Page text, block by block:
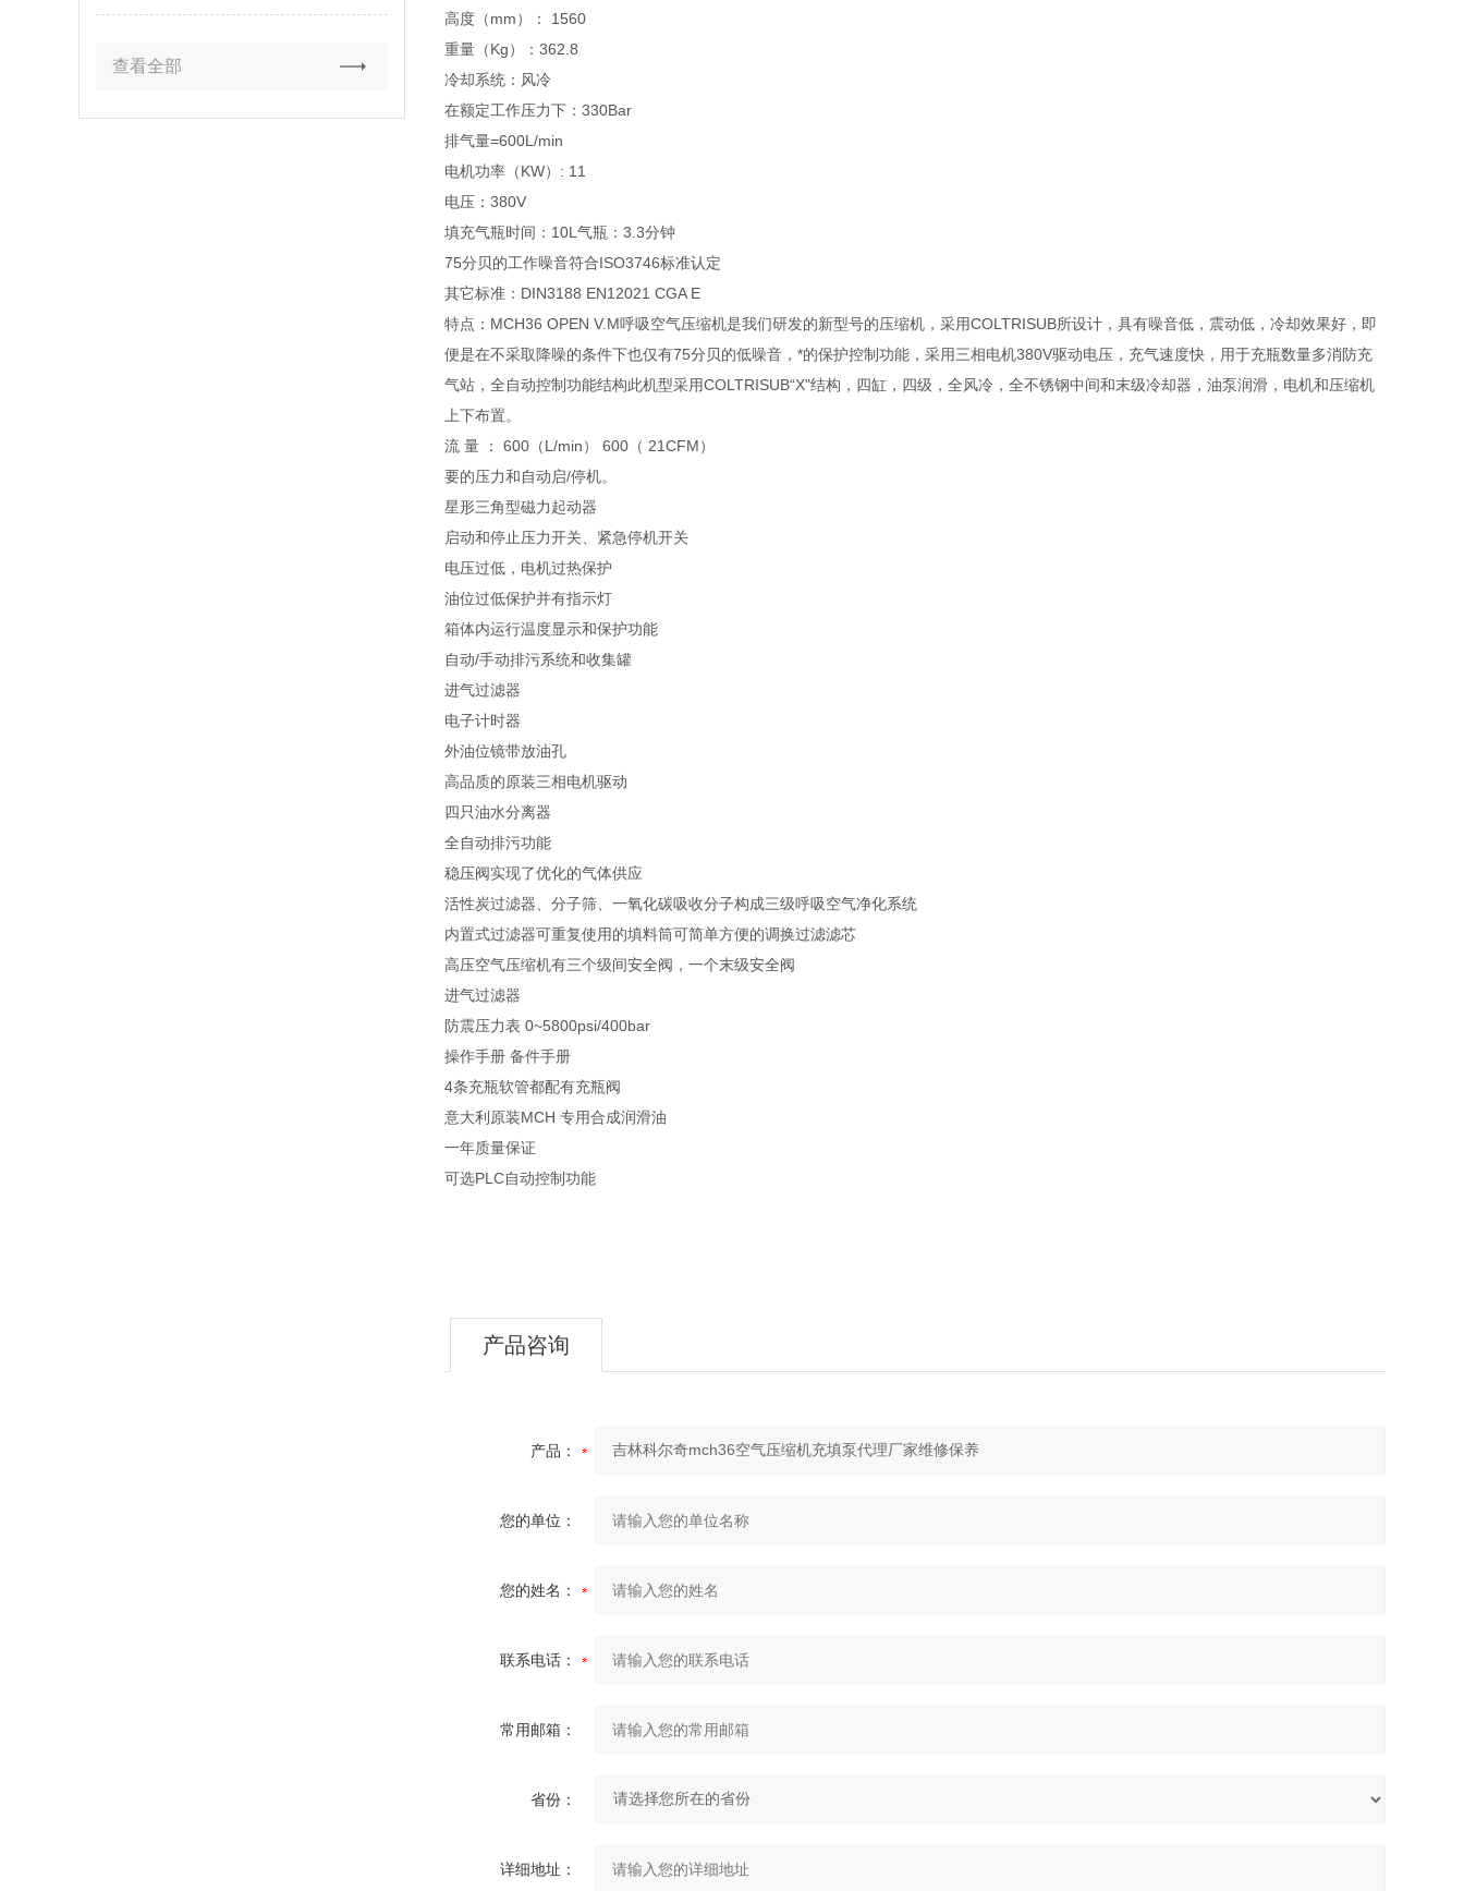
查看全部
高度（mm）： 1560
重量（Kg）：362.8
冷却系统：风冷
在额定工作压力下：330Bar
排气量=600L/min
电机功率（KW）: 11
电压：380V
填充气瓶时间：10L气瓶：3.3分钟
75分贝的工作噪音符合ISO3746标准认定
其它标准：DIN3188 EN12021 CGA E
特点：MCH36 OPEN V.M呼吸空气压缩机是我们研发的新型号的压缩机，采用COLTRISUB所设计，具有噪音低，震动低，冷却效果好，即
便是在不采取降噪的条件下也仅有75分贝的低噪音，*的保护控制功能，采用三相电机380V驱动电压，充气速度快，用于充瓶数量多消防充
气站，全自动控制功能结构此机型采用COLTRISUB“X"结构，四缸，四级，全风冷，全不锈钢中间和末级冷却器，油泵润滑，电机和压缩机
上下布置。
流 量 ： 600（L/min） 600（ 21CFM）
要的压力和自动启/停机。
星形三角型磁力起动器
启动和停止压力开关、紧急停机开关
电压过低，电机过热保护
油位过低保护并有指示灯
箱体内运行温度显示和保护功能
自动/手动排污系统和收集罐
进气过滤器
电子计时器
外油位镜带放油孔
高品质的原装三相电机驱动
四只油水分离器
全自动排污功能
稳压阀实现了优化的气体供应
活性炭过滤器、分子筛、一氧化碳吸收分子构成三级呼吸空气净化系统
内置式过滤器可重复使用的填料筒可简单方便的调换过滤滤芯
高压空气压缩机有三个级间安全阀，一个末级安全阀
进气过滤器
防震压力表 0~5800psi/400bar
操作手册 备件手册
4条充瓶软管都配有充瓶阀
意大利原装MCH 专用合成润滑油
一年质量保证
可选PLC自动控制功能
产品咨询
产品：
您的单位：
您的姓名：
联系电话：
常用邮箱：
省份：
详细地址：